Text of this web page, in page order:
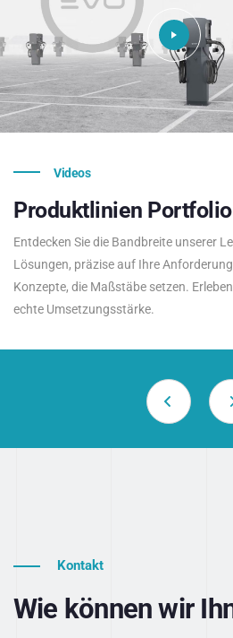
Videos
Produktlinien Portfolio
Entdecken Sie die Bandbreite unserer
Lösungen, präzise auf Ihre
Konzepte, die Maßstäbe setzen.
echte Umsetzungsstärke.
Kontakt
Wie können wir